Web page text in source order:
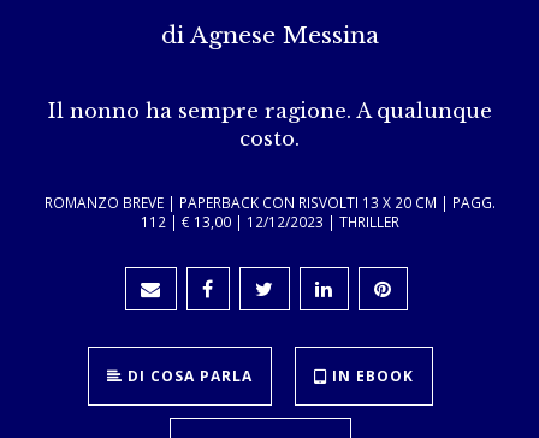
diAgnese Messina
Il nonno ha sempre ragione. A qualunque
costo.
ROMANZO BREVE | PAPERBACK CON RISVOLTI 13 X 20 CM | PAGG.
112 | € 13,00 | 12/12/2023 | THRILLER
DI COSA PARLA IN EBOOK